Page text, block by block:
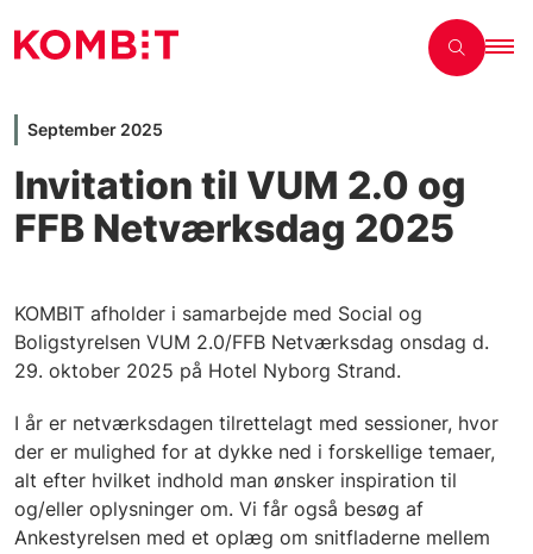
September 2025
Invitation til VUM 2.0 og
FFB Netværksdag 2025
KOMBIT afholder i samarbejde med Social og
Boligstyrelsen VUM 2.0/FFB Netværksdag onsdag d.
29. oktober 2025 på Hotel Nyborg Strand.
I år er netværksdagen tilrettelagt med sessioner, hvor
der er mulighed for at dykke ned i forskellige temaer,
alt efter hvilket indhold man ønsker inspiration til
og/eller oplysninger om. Vi får også besøg af
Ankestyrelsen med et oplæg om snitfladerne mellem